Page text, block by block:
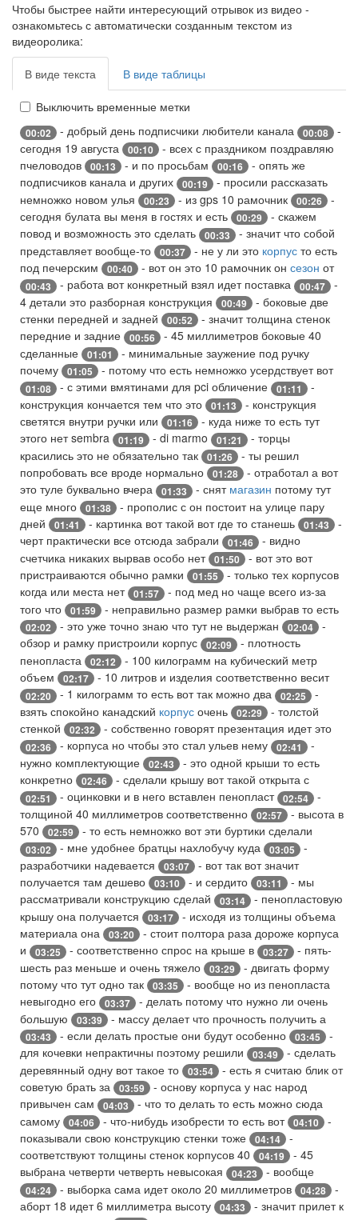
Чтобы быстрее найти интересующий отрывок из видео -
ознакомьтесь с автоматически созданным текстом из
видеоролика:
В виде текста В виде таблицы
Выключить временные метки
00:02 - добрый день подписчики любители канала 00:08
-
сегодня 19 августа
00:10
- всех с праздником поздравляю
пчеловодов
00:13 - и по просьбам 00:16
- опять же
подписчиков канала и других
00:19
- просили рассказать
немножко новом улья
00:23 - из gps 10 рамочник 00:26
-
сегодня булата вы меня в гостях и есть
00:29
- скажем
повод и возможность это сделать
00:33
- значит что собой
представляет вообще-то
00:37 - не у ли это корпус то есть
под печерским
00:40 - вот он это 10 рамочник он сезон от
00:43 - работа вот конкретный взял идет поставка 00:47
-
4 детали это разборная конструкция
00:49
- боковые две
стенки передней и задней
00:52
- значит толщина стенок
передние и задние
00:56
- 45 миллиметров боковые 40
сделанные
01:01
- минимальные заужение под ручку
почему
01:05 - потому что есть немножко усердствует вот
01:08 - с этими вмятинами для pci обличение 01:11
-
конструкция кончается тем что это
01:13
- конструкция
светятся внутри ручки или
01:16
- куда ниже то есть тут
этого нет sembra
01:19 - di marmo 01:21
- торцы
красились это не обязательно так
01:26
- ты решил
попробовать все вроде нормально
01:28
- отработал а вот
это туле буквально вчера
01:33 - снят магазин потому тут
еще много
01:38
- прополис с он постоит на улице пару
дней
01:41 - картинка вот такой вот где то станешь 01:43
-
черт практически все отсюда забрали
01:46
- видно
счетчика никаких вырвав особо нет 01:50
- вот это вот
пристраиваются обычно рамки
01:55
- только тех корпусов
когда или места нет 01:57
- под мед но чаще всего из-за
того что
01:59 - неправильно размер рамки выбрав то есть
02:02 - это уже точно знаю что тут не выдержан 02:04
-
обзор и рамку пристроили корпус
02:09
- плотность
пенопласта
02:12
- 100 килограмм на кубический метр
объем
02:17 - 10 литров и изделия соответственно весит
02:20 - 1 килограмм то есть вот так можно два 02:25
-
взять спокойно канадский корпус очень 02:29
- толстой
стенкой
02:32 - собственно говорят презентация идет это
02:36 - корпуса но чтобы это стал ульев нему 02:41
-
нужно комплектующие
02:43
- это одной крыши то есть
конкретно
02:46 - сделали крышу вот такой открыта с
02:51 - оцинковки и в него вставлен пенопласт 02:54
-
толщиной 40 миллиметров соответственно
02:57
- высота в
570
02:59 - то есть немножко вот эти буртики сделали
03:02 - мне удобнее братцы нахлобучу куда 03:05
-
разработчики надевается
03:07
- вот так вот значит
получается там дешево
03:10 - и сердито 03:11
- мы
рассматривали конструкцию сделай
03:14
- пенопластовую
крышу она получается
03:17
- исходя из толщины объема
материала она
03:20
- стоит полтора раза дороже корпуса
и
03:25 - соответственно спрос на крыше в 03:27
- пять-
шесть раз меньше и очень тяжело
03:29
- двигать форму
потому что тут одно так
03:35
- вообще но из пенопласта
невыгодно его
03:37
- делать потому что нужно ли очень
большую
03:39 - массу делает что прочность получить а
03:43 - если делать простые они будут особенно 03:45
-
для кочевки непрактичны поэтому решили
03:49
- сделать
деревянный одну вот такое то
03:54
- есть я считаю блик от
советую брать за
03:59
- основу корпуса у нас народ
привычен сам
04:03
- что то делать то есть можно сюда
самому
04:06 - что-нибудь изобрести то есть вот 04:10
-
показывали свою конструкцию стенки тоже
04:14
-
соответствуют толщины стенок корпусов 40
04:19
- 45
выбрана четверти четверть невысокая
04:23 - вообще
04:24 - выборка сама идет около 20 миллиметров 04:28
-
аборт 18 идет 6 миллиметра высоту
04:33
- значит прилет к